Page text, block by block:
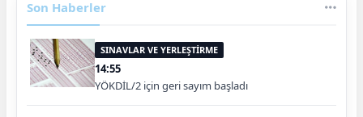
Son Haberler
SINAVLAR VE YERLEŞTİRME
14:55
YÖKDİL/2 için geri sayım başladı